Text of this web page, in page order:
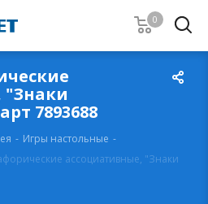
0
"Знаки
7893688
- Игры настольные -
ассоциативные, "Знаки